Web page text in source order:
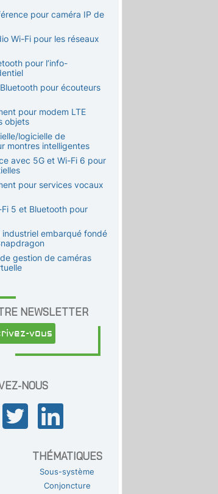
pour caméra IP de
Wi-Fi pour les réseaux
pour l’info-
pour écouteurs
pour modem LTE
objets
logicielle de
montres intelligentes
avec 5G et Wi-Fi 6 pour
pour services vocaux
5 et Bluetooth pour
embarqué fondé
gestion de caméras
NEWSLETTER
vous
NOUS
THÉMATIQUES
Sous-système
Conjoncture